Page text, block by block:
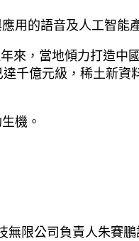
用的語音及人工智能
來，當地傾力打造中
千億元級，稀土新資
機。
限公司負責人朱賽